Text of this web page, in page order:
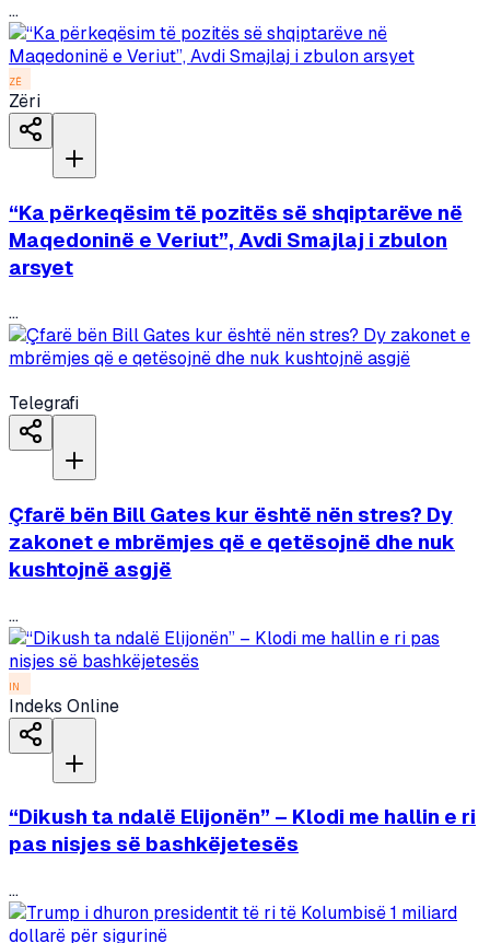
...
ZË
Zëri
“Ka përkeqësim të pozitës së shqiptarëve në
Maqedoninë e Veriut”, Avdi Smajlaj i zbulon
arsyet
...
Telegrafi
Çfarë bën Bill Gates kur është nën stres? Dy
zakonet e mbrëmjes që e qetësojnë dhe nuk
kushtojnë asgjë
...
IN
Indeks Online
“Dikush ta ndalë Elijonën” – Klodi me hallin e ri
pas nisjes së bashkëjetesës
...